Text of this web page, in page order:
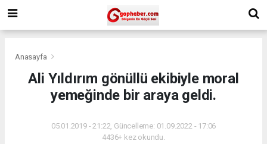
Anasayfa
Ali Yıldırım gönüllü ekibiyle moral
yemeğinde bir araya geldi.
05.01.2019 - 21:22, Güncelleme: 01.09.2022 - 17:06
4436+ kez okundu.